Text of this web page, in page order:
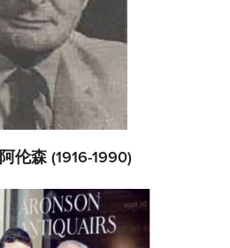
伦森 (1916-1990)